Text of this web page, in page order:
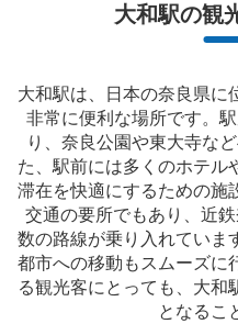
大和駅の観
大和駅は、日本の奈良県に
非常に便利な場所です。
り、奈良公園や東大寺な
た、駅前には多くのホテル
滞在を快適にするための施
交通の要所でもあり、近
数の路線が乗り入れていま
都市への移動もスムーズに
る観光客にとっても、大和
となるこ